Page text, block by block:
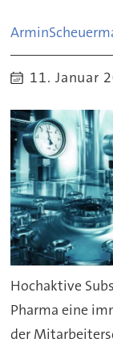
Armin
11. Januar
Hochaktive
Pharma eine
der